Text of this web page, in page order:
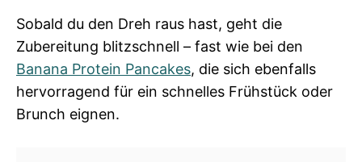
Sobald du den Dreh raus hast, geht die
Zubereitung blitzschnell – fast wie bei den
Banana Protein Pancakes, die sich ebenfalls
hervorragend für ein schnelles Frühstück oder
Brunch eignen.